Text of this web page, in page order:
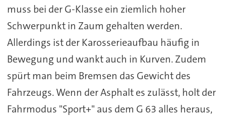
muss bei der G-Klasse ein ziemlich hoher
Schwerpunkt in Zaum gehalten werden.
Allerdings ist der Karosserieaufbau häufig in
Bewegung und wankt auch in Kurven. Zudem
spürt man beim Bremsen das Gewicht des
Fahrzeugs. Wenn der Asphalt es zulässt, holt der
Fahrmodus "Sport+" aus dem G 63 alles heraus,